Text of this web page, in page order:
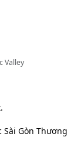
Valley
Gòn Thương